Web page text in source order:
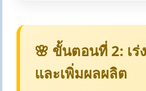
🌸 ขั้นตอนที่ 2: เร่
และเพิ่มผลผลิต